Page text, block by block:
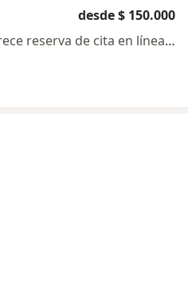
desde $ 150.000
Este especialista no ofrece reserva de cita en línea en esta dirección.